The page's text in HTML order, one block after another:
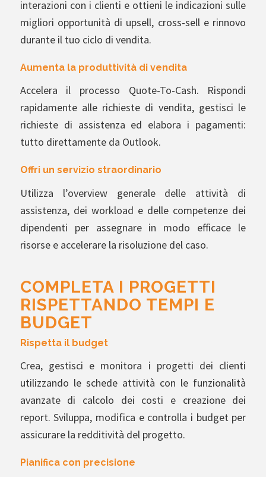
interazioni con i clienti e ottieni le indicazioni sulle
migliori opportunità di upsell, cross-sell e rinnovo
durante il tuo ciclo di vendita.
Aumenta la produttività di vendita
Accelera il processo Quote-To-Cash. Rispondi
rapidamente alle richieste di vendita, gestisci le
richieste di assistenza ed elabora i pagamenti:
tutto direttamente da Outlook.
Offri un servizio straordinario
Utilizza l’overview generale delle attività di
assistenza, dei workload e delle competenze dei
dipendenti per assegnare in modo efficace le
risorse e accelerare la risoluzione del caso.
COMPLETA I PROGETTI
RISPETTANDO TEMPI E
BUDGET
Rispetta il budget
Crea, gestisci e monitora i progetti dei clienti
utilizzando le schede attività con le funzionalità
avanzate di calcolo dei costi e creazione dei
report. Sviluppa, modifica e controlla i budget per
assicurare la redditività del progetto.
Pianifica con precisione